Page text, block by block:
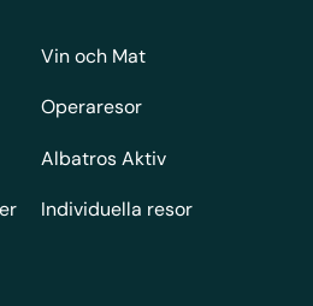
Vin och Mat
Operaresor
Albatros Aktiv
Individuella resor